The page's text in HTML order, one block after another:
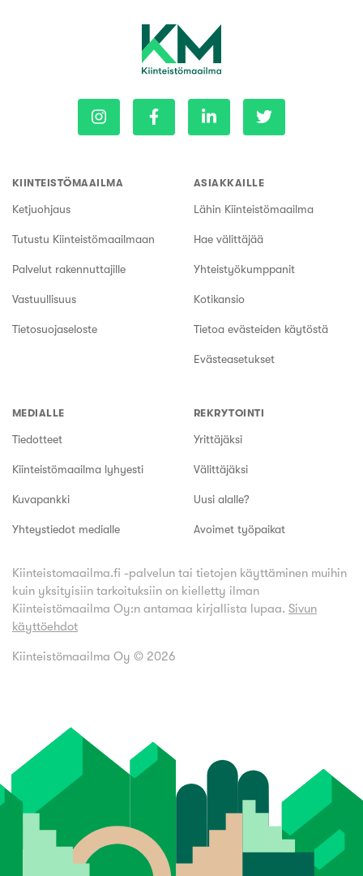
KIINTEISTÖMAAILMA
Ketjuohjaus
Tutustu Kiinteistömaailmaan
Palvelut rakennuttajille
Vastuullisuus
Tietosuojaseloste
ASIAKKAILLE
Lähin Kiinteistömaailma
Hae välittäjää
Yhteistyökumppanit
Kotikansio
Tietoa evästeiden käytöstä
Evästeasetukset
MEDIALLE
Tiedotteet
Kiinteistömaailma lyhyesti
Kuvapankki
Yhteystiedot medialle
REKRYTOINTI
Yrittäjäksi
Välittäjäksi
Uusi alalle?
Avoimet työpaikat
Kiinteistomaailma.fi -palvelun tai tietojen käyttäminen muihin
kuin yksityisiin tarkoituksiin on kielletty ilman
Kiinteistömaailma Oy:n antamaa kirjallista lupaa. Sivun
käyttöehdot
Kiinteistömaailma Oy © 2026